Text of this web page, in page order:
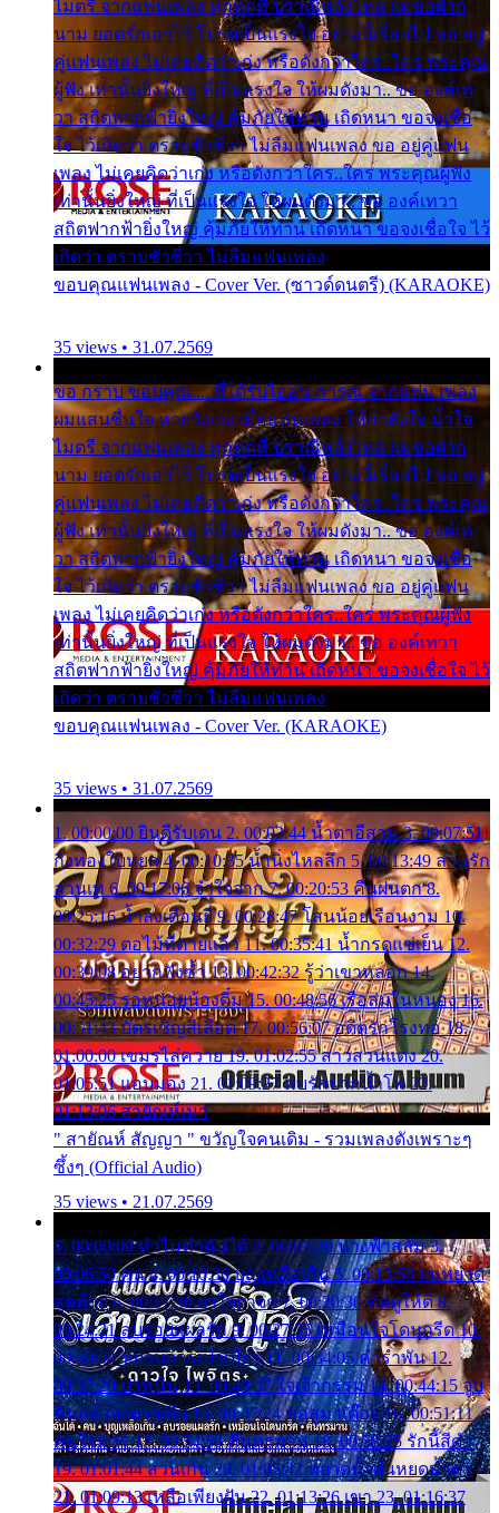
ไมตรี จากแฟนเพลง ทุกทุกที่ ปราณีหลั่งไหล ผมขอฝาก
นาม ยอดรักเอาไว้ โปรดเป็นแรงใจ อย่างนี้เรื่อยไป ขอ อยู่
คู่แฟนเพลง ไม่เคยคิดว่าเก่ง หรือดังกว่าใคร..ใคร พระคุณ
ผู้ฟัง เท่านั้นยิ่งใหญ่ ที่เป็นแรงใจ ให้ผมดังมา.. ขอ องค์เท
วา สถิตฟากฟ้ายิ่งใหญ่ คุ้มภัยให้ท่าน เถิดหนา ขอจงเชื่อ
ใจ ไว้เถิดว่า ตราบชั่วชีวา ไม่ลืมแฟนเพลง ขอ อยู่คู่แฟน
เพลง ไม่เคยคิดว่าเก่ง หรือดังกว่าใคร..ใคร พระคุณผู้ฟัง
เท่านั้นยิ่งใหญ่ ที่เป็นแรงใจ ให้ผมดังมา.. ขอ องค์เทวา
สถิตฟากฟ้ายิ่งใหญ่ คุ้มภัยให้ท่าน เถิดหนา ขอจงเชื่อใจ ไว้
เถิดว่า ตราบชั่วชีวา ไม่ลืมแฟนเพลง
ขอบคุณแฟนเพลง - Cover Ver. (ซาวด์ดนตรี) (KARAOKE)
35 views • 31.07.2569
ขอ กราบ ขอบคุณ.... ที่ได้รับไออุ่น การุณ จากแฟน เพลง
ผมแสนชื่นใจ หายวังเวง เมื่อแฟนเพลง ให้กำลังใจ น้ำใจ
ไมตรี จากแฟนเพลง ทุกทุกที่ ปราณีหลั่งไหล ผมขอฝาก
นาม ยอดรักเอาไว้ โปรดเป็นแรงใจ อย่างนี้เรื่อยไป ขอ อยู่
คู่แฟนเพลง ไม่เคยคิดว่าเก่ง หรือดังกว่าใคร..ใคร พระคุณ
ผู้ฟัง เท่านั้นยิ่งใหญ่ ที่เป็นแรงใจ ให้ผมดังมา.. ขอ องค์เท
วา สถิตฟากฟ้ายิ่งใหญ่ คุ้มภัยให้ท่าน เถิดหนา ขอจงเชื่อ
ใจ ไว้เถิดว่า ตราบชั่วชีวา ไม่ลืมแฟนเพลง ขอ อยู่คู่แฟน
เพลง ไม่เคยคิดว่าเก่ง หรือดังกว่าใคร..ใคร พระคุณผู้ฟัง
เท่านั้นยิ่งใหญ่ ที่เป็นแรงใจ ให้ผมดังมา.. ขอ องค์เทวา
สถิตฟากฟ้ายิ่งใหญ่ คุ้มภัยให้ท่าน เถิดหนา ขอจงเชื่อใจ ไว้
เถิดว่า ตราบชั่วชีวา ไม่ลืมแฟนเพลง
ขอบคุณแฟนเพลง - Cover Ver. (KARAOKE)
35 views • 31.07.2569
1. 00:00:00 ยินดีรับเดน 2. 00:03:44 น้ำตาอีสาน 3. 00:07:51
กิ่งทองใบหยก 4. 00:10:35 น้ำนิ่งไหลลึก 5. 00:13:49 ลานรัก
ลานเท 6. 00:17:06 จำใจจาก 7. 00:20:53 คืนฝนตก 8.
00:25:16 น้ำลงเดือนยี่ 9. 00:28:47 โสนน้อยเรือนงาม 10.
00:32:29 ตอไม้ที่ตายแล้ว 11. 00:35:41 น้ำกรดแช่เย็น 12.
00:39:08 อยากฟังซ้ำ 13. 00:42:32 รู้ว่าเขาหลอก 14.
00:45:25 รอหน่อยน้องติ๋ม 15. 00:48:56 เรือล่มในหนอง 16.
00:51:43 บัตรเชิญสีเลือด 17. 00:56:07 อดีตรักโรงทอ 18.
01:00:00 เขมรไล่ควาย 19. 01:02:55 สาวสวนแตง 20.
01:05:51 แอบมอง 21. 01:09:27 พบรักปากน้ำโพ 22.
01:13:06 สายัณห์เมา
" สายัณห์ สัญญา " ขวัญใจคนเดิม - รวมเพลงดังเพราะๆ
ซึ้งๆ (Official Audio)
35 views • 21.07.2569
1. 00:00:00 ทำไมทำฉันได้ 2. 00:03:20 นางฟ้าสลัม 3.
00:06:50 คน 4. 00:10:36 บุญเหลือเกิน 5. 00:13:58 ฝนหยาด
สุดท้าย 6. 00:17:30 ยาใจยาจก 7. 00:20:30 คิดดูให้ดี 8.
00:24:21 ลบรอยแผลรัก 9. 00:27:35 เหมือนใจโดนกรีด 10.
00:30:54 ขบวนการเปาเปียว 11. 00:34:05 คำรำพัน 12.
00:37:20 ปาหนัน 13. 00:40:37 ใจเจ้ากรรม 14. 00:44:15 จูบ
ฉันแล้วจงตายเสีย 15. 00:47:24 ขอสูมาเต๊อะ 16. 00:51:11
คนใจมาร 17. 00:54:50 คืนทรมาน 18. 00:58:25 รักนี้สีดำ
19. 01:01:44 ส่วนเกิน 20. 01:05:42 หยาดน้ำฝนหยดน้ำตา
21. 01:09:13 เหลือเพียงฝัน 22. 01:13:26 เขา 23. 01:16:37